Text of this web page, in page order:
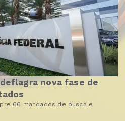
nova fase de
66 mandados de busca e